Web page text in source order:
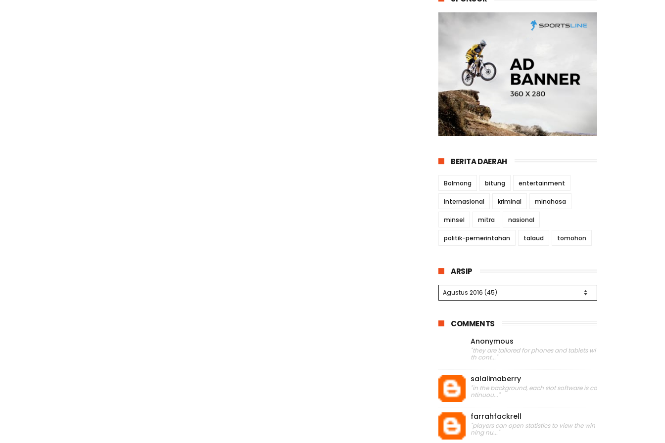
BERITA DAERAH
Bolmong bitung entertainment
internasional kriminal minahasa
minsel mitra nasional
politik-pemerintahan talaud tomohon
ARSIP
COMMENTS
Anonymous
"they are tailored for phones and tablets wi
th cont..."
salalimaberry
"in the background, each slot software is co
ntinuou..."
farrahfackrell
"players can open statistics to view the win
ning nu..."